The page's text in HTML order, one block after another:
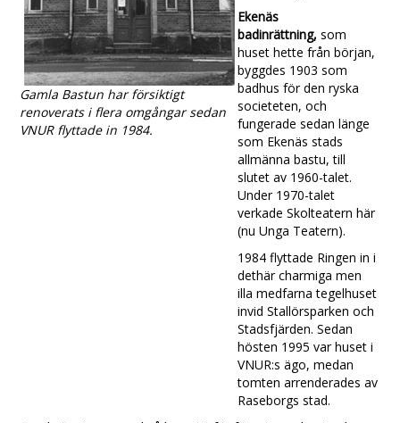
Gamla Bastun har försiktigt
renoverats i flera omgångar sedan
VNUR flyttade in 1984.
Ekenäs
badinrättning, som
huset hette från början,
byggdes 1903 som
badhus för den ryska
societeten, och
fungerade sedan länge
som Ekenäs stads
allmänna bastu, till
slutet av 1960-talet.
Under 1970-talet
verkade Skolteatern här
(nu Unga Teatern).
1984 flyttade Ringen in i
dethär charmiga men
illa medfarna tegelhuset
invid Stallörsparken och
Stadsfjärden. Sedan
hösten 1995 var huset i
VNUR:s ägo, medan
tomten arrenderades av
Raseborgs stad.